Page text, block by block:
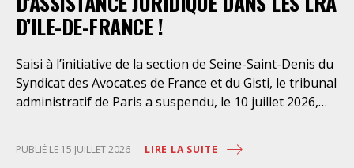
D’ILE-DE-FRANCE !
Saisi à l’initiative de la section de Seine-Saint-Denis du
Syndicat des Avocat.es de France et du Gisti, le tribunal
administratif de Paris a suspendu, le 10 juillet 2026,
œuvre de prestations d’information et d’assistance
juridique des étrangers maintenus dans les locaux de
PUBLIÉ LE 15 JUILLET 2026 LIRE LA SUITE